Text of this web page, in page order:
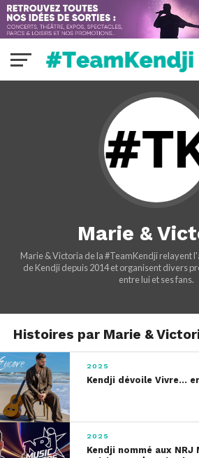
Marie &
Marie & Victoria de la #TeamKendji relayent
de Kendji depuis 2014 et organisent divers
entre lui et ses fans.
Histoires par Marie &
2025
Kendji dévoile Vivre…
2025
Kendji nommé aux